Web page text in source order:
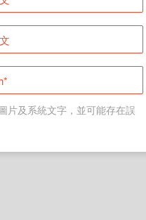
片及系統文字，並可能存在誤